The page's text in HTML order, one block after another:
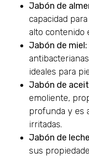
Jabón de
capacidad
alto contenido
Jabón de miel:
ideales para
Jabón de
emoliente,
profunda y es
irritadas.
Jabón de
sus